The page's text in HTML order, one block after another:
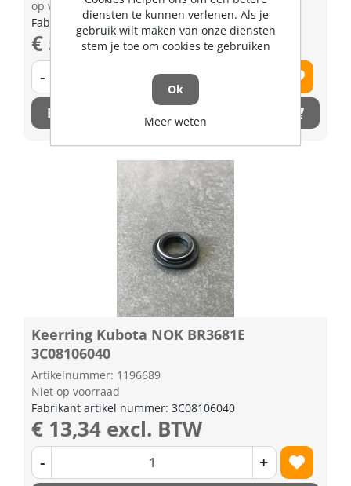
op voorraad | 3-5 dagen levertijd
Fabrikant artikel nummer: 3G70082073
€ 56,33 excl. BTW
-
Bestel nu!
Keerring Kubota NOK BR3681E
3C08106040
Artikelnummer: 1196689
Niet op voorraad
Fabrikant artikel nummer: 3C08106040
€ 13,34 excl. BTW
- +
diensten te kunnen verlenen. Als je
gebruik wilt maken van onze diensten
stem je toe om cookies te gebruiken
Ok
Meer weten